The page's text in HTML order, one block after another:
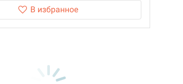
В избранное